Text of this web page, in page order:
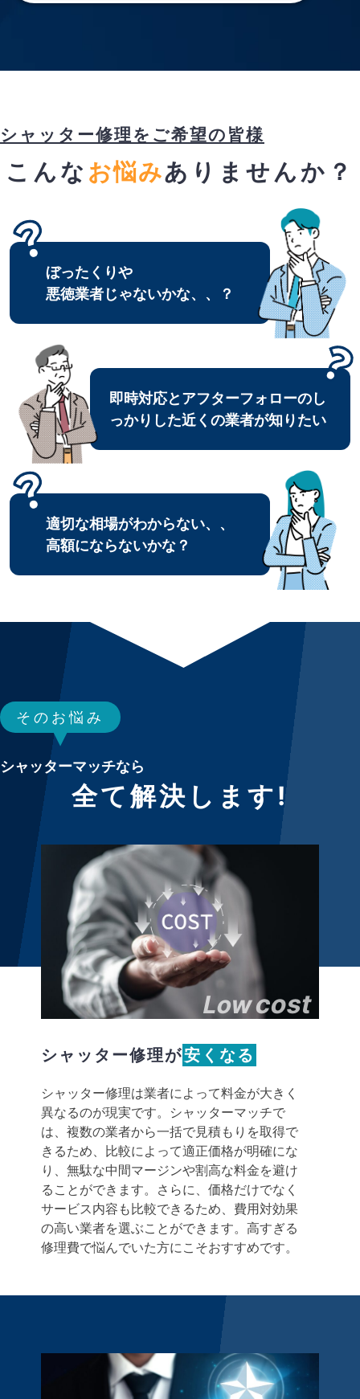
シャッター修理をご希望の皆様
こんな お悩みありませんか？
ぼったくりや
悪徳業者じゃないかな、、？
即時対応とアフターフォローのし
っかりした近くの業者が知りたい
適切な相場がわからない、、
高額にならないかな？
そのお悩み
シャッターマッチなら
全て解決します!
シャッター修理が安くなる
シャッター修理は業者によって料金が大きく
異なるのが現実です。シャッターマッチで
は、複数の業者から一括で見積もりを取得で
きるため、比較によって適正価格が明確にな
り、無駄な中間マージンや割高な料金を避け
ることができます。さらに、価格だけでなく
サービス内容も比較できるため、費用対効果
の高い業者を選ぶことができます。高すぎる
修理費で悩んでいた方にこそおすすめです。
Lowcost